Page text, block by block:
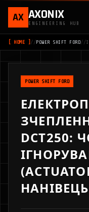
AX AXONIX
ENGINEERING HUB
[ HOME ] //POWER SHIFT FORD//
POWER SHIFT FORD
DCT250: